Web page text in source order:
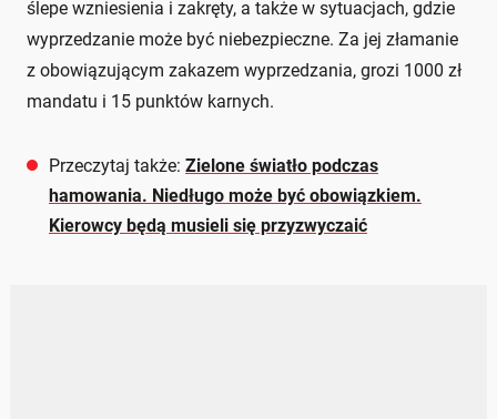
ślepe wzniesienia i zakręty, a także w sytuacjach, gdzie
wyprzedzanie może być niebezpieczne. Za jej złamanie
z obowiązującym zakazem wyprzedzania, grozi 1000 zł
mandatu i 15 punktów karnych.
Przeczytaj także: Zielone światło podczas
hamowania. Niedługo może być obowiązkiem.
Kierowcy będą musieli się przyzwyczaić